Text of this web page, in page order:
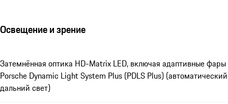
Освещение и зрение
Затемнённая оптика HD-Matrix LED, включая адаптивные фары
Porsche Dynamic Light System Plus (PDLS Plus) (автоматический
дальний свет)